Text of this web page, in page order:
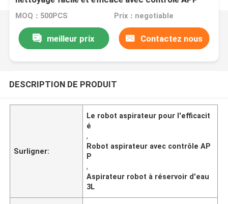
MOQ：500PCS Prix：negotiable
meilleur prix Contactez nous
DESCRIPTION DE PRODUIT
Surligner:
Le robot aspirateur pour l'efficacit
é
,
Robot aspirateur avec contrôle AP
P
,
Aspirateur robot à réservoir d'eau
3L